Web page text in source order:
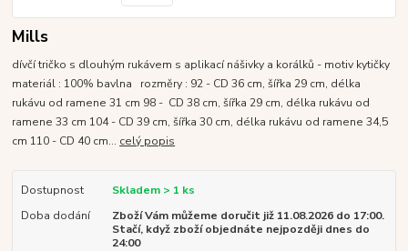
Mills
dívčí tričko s dlouhým rukávem s aplikací nášivky a korálků - motiv kytičky
materiál : 100% bavlna rozměry : 92 - CD 36 cm, šířka 29 cm, délka
rukávu od ramene 31 cm 98 - CD 38 cm, šířka 29 cm, délka rukávu od
ramene 33 cm 104 - CD 39 cm, šířka 30 cm, délka rukávu od ramene 34,5
cm 110 - CD 40 cm... celý popis
Dostupnost
Skladem > 1 ks
Doba dodání
Zboží Vám můžeme doručit již 11.08.2026 do 17:00.
Stačí, když zboží objednáte nejpozději dnes do
24:00